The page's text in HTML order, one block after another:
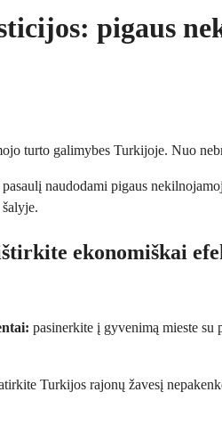
pigaus
turto galimybes Turkijoje. Nuo
naudodami pigaus
ekonomiškai
pasinerkite į gyvenimą mieste su
Turkijos rajonų žavesį